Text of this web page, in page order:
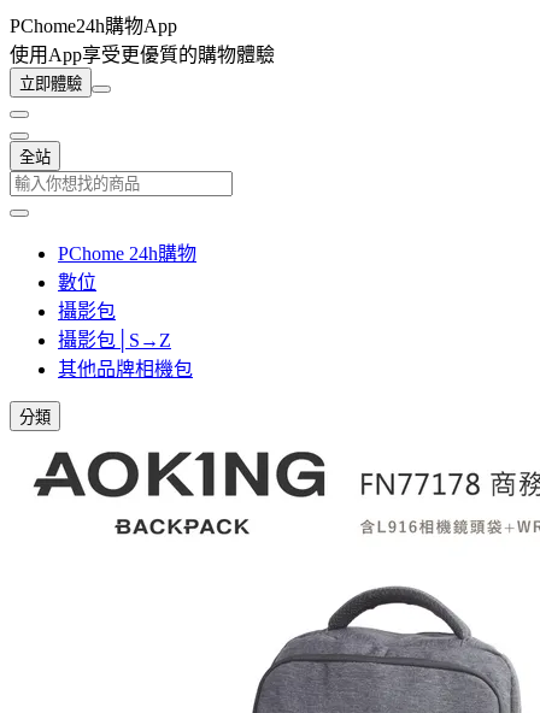
PChome24h購物App
使用App享受更優質的購物體驗
立即體驗
全站
PChome 24h購物
數位
攝影包
攝影包│S→Z
其他品牌相機包
分類